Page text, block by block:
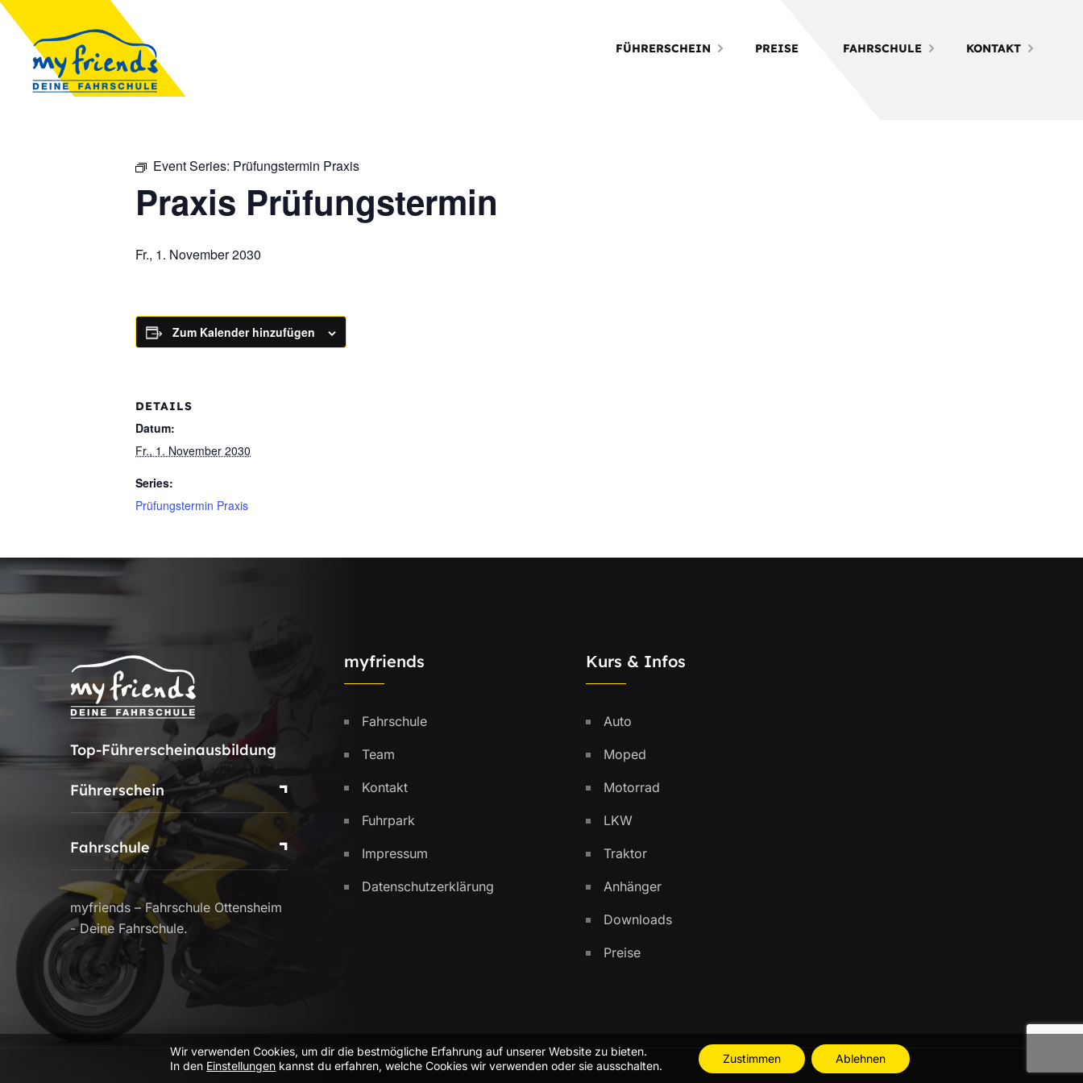
FÜHRERSCHEIN PREISE FAHRSCHULE KONTAKT
Event Series: Prüfungstermin Praxis
Praxis Prüfungstermin
Fr., 1. November 2030
Zum Kalender hinzufügen
DETAILS
Datum:
Fr., 1. November 2030
Series:
Prüfungstermin Praxis
Top-Führerscheinausbildung
Führerschein
Fahrschule
myfriends – Fahrschule Ottensheim
- Deine Fahrschule.
myfriends
Fahrschule
Team
Kontakt
Fuhrpark
Impressum
Datenschutzerklärung
Kurs & Infos
Auto
Moped
Motorrad
LKW
Traktor
Anhänger
Downloads
Preise
Wir verwenden Cookies, um dir die bestmögliche Erfahrung auf unserer Website zu bieten.
In den Einstellungen kannst du erfahren, welche Cookies wir verwenden oder sie ausschalten.
Zustimmen Ablehnen